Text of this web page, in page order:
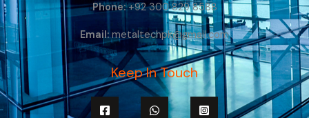
Phone:+92 300 829 8588
Email:metaltechpk@gmail.com
Keep In Touch